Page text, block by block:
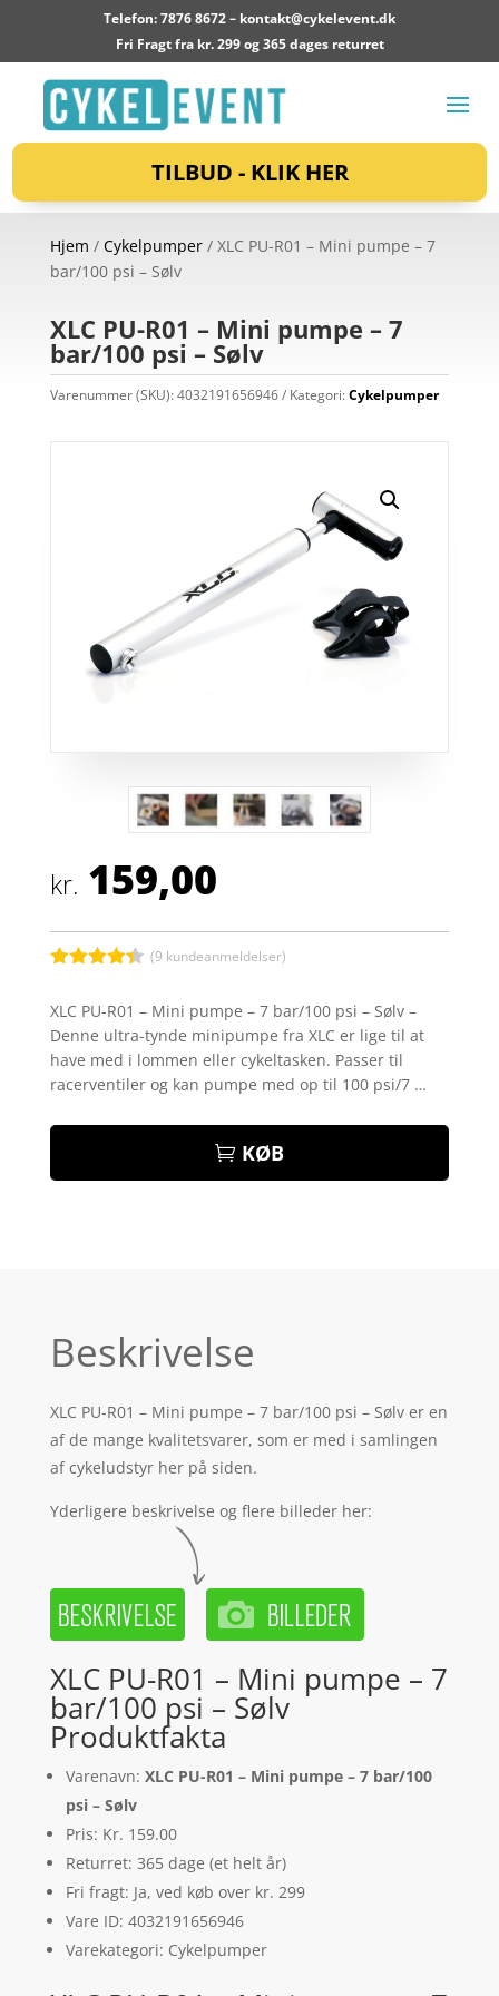
Telefon: 7876 8672 – kontakt@cykelevent.dk
Fri Fragt fra kr. 299 og 365 dages returret
TILBUD - KLIK HER
Hjem / Cykelpumper/ XLC PU-R01 – Mini pumpe – 7
bar/100 psi – Sølv
XLC PU-R01 – Mini pumpe – 7
bar/100 psi – Sølv
Varenummer (SKU):4032191656946 Kategori:Cykelpumper
kr. 159,00
ud af 5
baseret
på
kundebedø
mmelser
(9 kundeanmeldelser)
XLC PU-R01 – Mini pumpe – 7 bar/100 psi – Sølv –
Denne ultra-tynde minipumpe fra XLC er lige til at
have med i lommen eller cykeltasken. Passer til
racerventiler og kan pumpe med op til 100 psi/7 …
KØB
Beskrivelse
XLC PU-R01 – Mini pumpe – 7 bar/100 psi – Sølv er en
af de mange kvalitetsvarer, som er med i samlingen
af cykeludstyr her på siden.
Yderligere beskrivelse og flere billeder her:
XLC PU-R01 – Mini pumpe – 7
bar/100 psi – Sølv
Produktfakta
Varenavn: XLC PU-R01 – Mini pumpe – 7 bar/100
psi – Sølv
Pris: Kr. 159.00
Returret: 365 dage (et helt år)
Fri fragt: Ja, ved køb over kr. 299
Vare ID: 4032191656946
Varekategori: Cykelpumper